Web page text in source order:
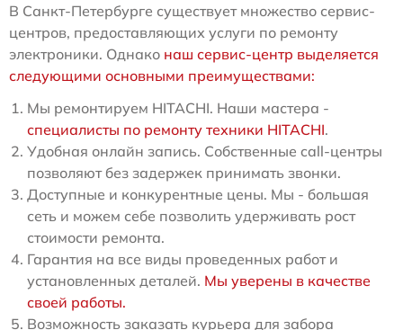
В Санкт-Петербурге существует множество сервис-
центров, предоставляющих услуги по ремонту
электроники. Однако наш сервис-центр выделяется
следующими основными преимуществами:
Мы ремонтируем HITACHI. Наши мастера -
специалисты по ремонту техники HITACHI.
Удобная онлайн запись. Собственные call-центры
позволяют без задержек принимать звонки.
Доступные и конкурентные цены. Мы - большая
сеть и можем себе позволить удерживать рост
стоимости ремонта.
Гарантия на все виды проведенных работ и
установленных деталей. Мы уверены в качестве
своей работы.
Возможность заказать курьера для забора